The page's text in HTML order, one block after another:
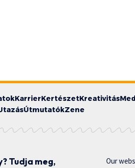
KarrierKertészetKreativitás
ÚtmutatókZene
Tudja meg,
Our